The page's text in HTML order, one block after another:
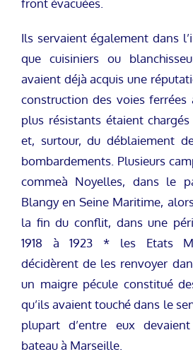
Ils servaient également dans
que cuisiniers ou
avaient déjà acquis une
construction des voies ferrées
plus résistants étaient
et, surtour, du déblaiement
bombardements. Plusieurs
commeà Noyelles, dans le
Blangy en Seine Maritime,
la fin du conflit, dans une
1918 à 1923 * les Etats
décidèrent de les renvoyer
un maigre pécule constitué
qu’ils avaient touché dans le
plupart d’entre eux
bateau à Marseille.